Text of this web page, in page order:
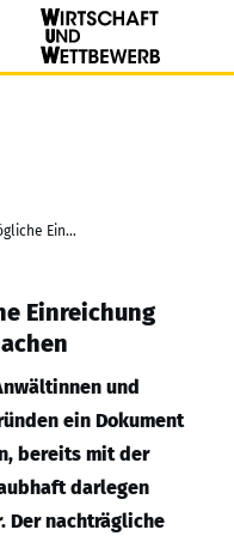
beA: technisch unmögliche Einreichung unverzüglich glaubhaft machen
Einreichung
und
ein Dokument
bereits mit der
darlegen
Der nachträgliche